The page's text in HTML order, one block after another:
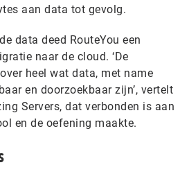
aan data tot gevolg.
data deed RouteYou een
naar de cloud. ‘De
heel wat data, met name
en doorzoekbaar zijn’, vertelt
Servers, dat verbonden is aan
en de oefening maakte.